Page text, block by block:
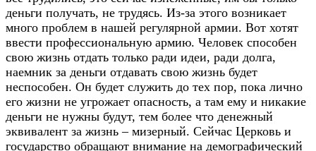
деньги получать, не трудясь. Из-за этого возникает
много проблем в нашей регулярной армии. Вот хотят
ввести профессиональную армию. Человек способен
свою жизнь отдать только ради идеи, ради долга,
наемник за деньги отдавать свою жизнь будет
неспособен. Он будет служить до тех пор, пока лично
его жизни не угрожает опасность, а там ему и никакие
деньги не нужны будут, тем более что денежный
эквивалент за жизнь – мизерный. Сейчас Церковь и
государство обращают внимание на демографический